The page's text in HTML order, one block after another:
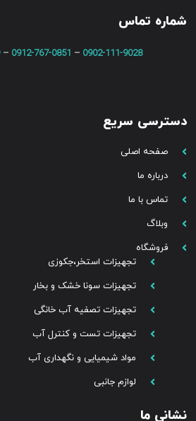
شماره تماس
0902-111-9028
–
0912-767-0851
–
دسترسی سریع
صفحه اصلی
درباره ما
تماس با ما
وبلاگ
فروشگاه
تجهیزات استخر،جکوزی
تجهیزات سونا خشک و بخار
تجهیزات تصفیه آب خانگی
تجهیزات تست و کنترل آب
مواد شیمیایی و نگهداری آب
لوازم جانبی
نشانی ما